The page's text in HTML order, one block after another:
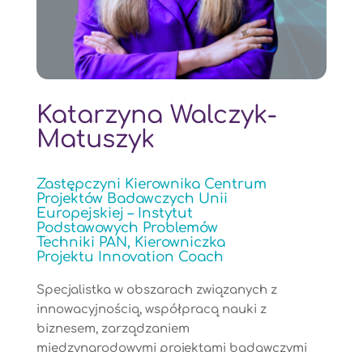
Katarzyna Walczyk-
Matuszyk
Zastępczyni Kierownika Centrum
Projektów Badawczych Unii
Europejskiej – Instytut
Podstawowych Problemów
Techniki PAN, Kierowniczka
Projektu Innovation Coach
Specjalistka w obszarach związanych z
innowacyjnością, współpracą nauki z
biznesem, zarządzaniem
międzynarodowymi projektami badawczymi